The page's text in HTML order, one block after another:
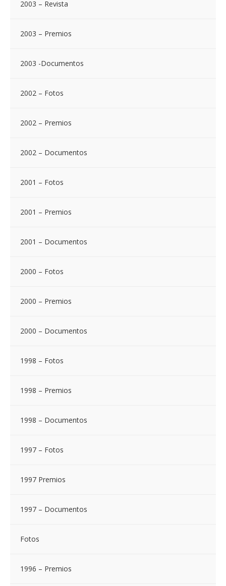
2003 – Revista
2003 – Premios
2003 -Documentos
2002 – Fotos
2002 – Premios
2002 – Documentos
2001 – Fotos
2001 – Premios
2001 – Documentos
2000 – Fotos
2000 – Premios
2000 – Documentos
1998 – Fotos
1998 – Premios
1998 – Documentos
1997 – Fotos
1997 Premios
1997 – Documentos
Fotos
1996 – Premios